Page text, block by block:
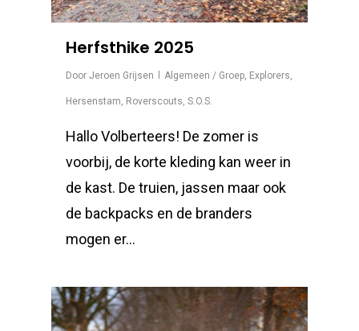
Herfsthike 2025
Door Jeroen Grijsen Algemeen / Groep, Explorers,
Hersenstam, Roverscouts, S.O.S.
Hallo Volberteers! De zomer is
voorbij, de korte kleding kan weer in
de kast. De truien, jassen maar ook
de backpacks en de branders
mogen er…